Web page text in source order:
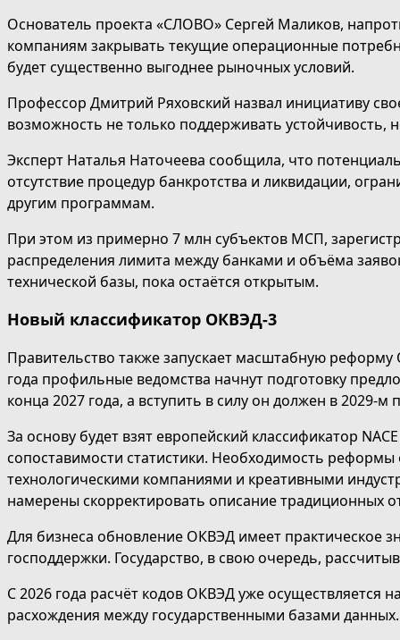
Основатель проекта «СЛОВО» Сергей Маликов,
компаниям закрывать текущие операционные
будет существенно выгоднее рыночных условий.
Профессор Дмитрий Ряховский назвал инициативу
возможность не только поддерживать
Эксперт Наталья Наточеева сообщила, что
отсутствие процедур банкротства и ликвидации,
другим программам.
При этом из примерно 7 млн субъектов МСП,
распределения лимита между банками и объёма
технической базы, пока остаётся открытым.
Новый классификатор ОКВЭД-3
Правительство также запускает масштабную
года профильные ведомства начнут подготовку
конца 2027 года, а вступить в силу он должен в 2029-м
За основу будет взят европейский классификатор
сопоставимости статистики. Необходимость
технологическими компаниями и креативными
намерены скорректировать описание традиционных
Для бизнеса обновление ОКВЭД имеет практическое
господдержки. Государство, в свою очередь,
С 2026 года расчёт кодов ОКВЭД уже осуществляется
расхождения между государственными базами данных.